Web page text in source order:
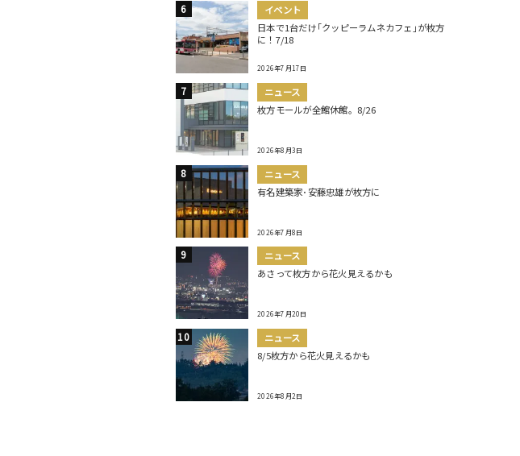
イベント
日本で1台だけ｢クッピーラムネカフェ｣が枚方
に！7/18
2026年7月17日
ニュース
枚方モールが全館休館。8/26
2026年8月3日
ニュース
有名建築家･安藤忠雄が枚方に
2026年7月8日
ニュース
あさって枚方から花火見えるかも
2026年7月20日
ニュース
8/5枚方から花火見えるかも
2026年8月2日